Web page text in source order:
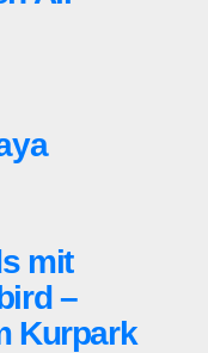
mit
–
Kurpark